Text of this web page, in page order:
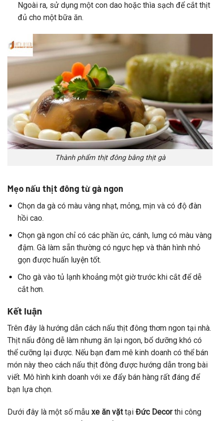
Ngoài ra, sử dụng một con dao hoặc thìa sạch để cắt thịt
đủ cho một bữa ăn.
Thành phẩm thịt đông bằng thịt gà
Mẹo nấu thịt đông từ gà ngon
Chọn da gà có màu vàng nhạt, mỏng, mịn và có độ đàn
hồi cao.
Chọn gà ngon chỉ có các phần ức, cánh, lưng có màu vàng
đậm. Gà làm sẵn thường có ngực hẹp và thân hình nhỏ
gọn được huấn luyện tốt.
Cho gà vào tủ lạnh khoảng một giờ trước khi cắt để dễ
cắt hơn.
Kết luận
Trên đây là hướng dẫn cách nấu thịt đông thơm ngon tại nhà.
Thịt nấu đông dễ làm nhưng ăn lại ngon, bổ dưỡng khó có
thể cưỡng lại được. Nếu bạn đam mê kinh doanh có thể bán
món này theo cách nấu thịt đông được hướng dẫn trong bài
viết. Mô hình kinh doanh với xe đẩy bán hàng rất đáng để
bạn lựa chọn.
Dưới đây là một số mẫu xe ăn vặttại Đức Decorthi công